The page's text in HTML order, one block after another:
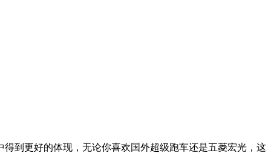
到更好的体现，无论你喜欢国外超级跑车还是五菱宏光，这